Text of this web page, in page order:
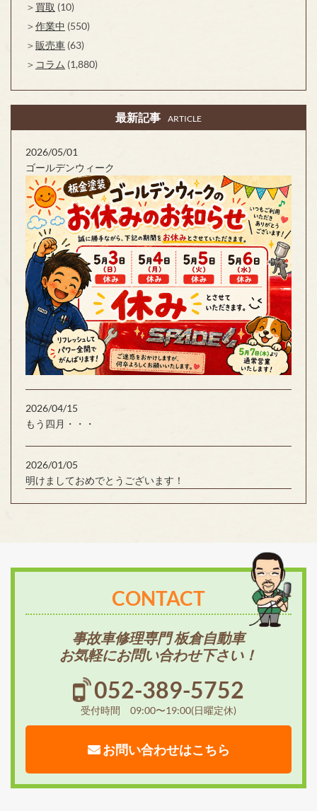
買取 (10)
作業中 (550)
販売車 (63)
コラム (1,880)
最新記事 ARTICLE
2026/05/01
ゴールデンウィーク
2026/04/15
もう四月・・・
2026/01/05
明けましておめでとうございます！
CONTACT
事故車修理専門 板倉自動車
お気軽にお問い合わせ下さい！
052-389-5752
受付時間 09:00〜19:00(日曜定休)
お問い合わせはこちら